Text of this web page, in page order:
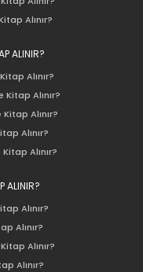
Alınır?
ALINIR?
Alınır?
Alınır?
Alınır?
Alınır?
Alınır?
ALINIR?
Alınır?
Alınır?
Alınır?
Alınır?